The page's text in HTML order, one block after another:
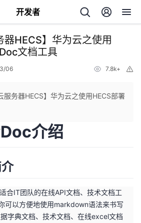
开发者
器HECS】华为云之使用
文档工具
06 7.8k+
服务器HECS】华为云之使用HECS部署
介绍
合IT团队的在线API文档、技术文档工
可以方便地使用markdown语法来书写
字典文档、技术文档、在线excel文档